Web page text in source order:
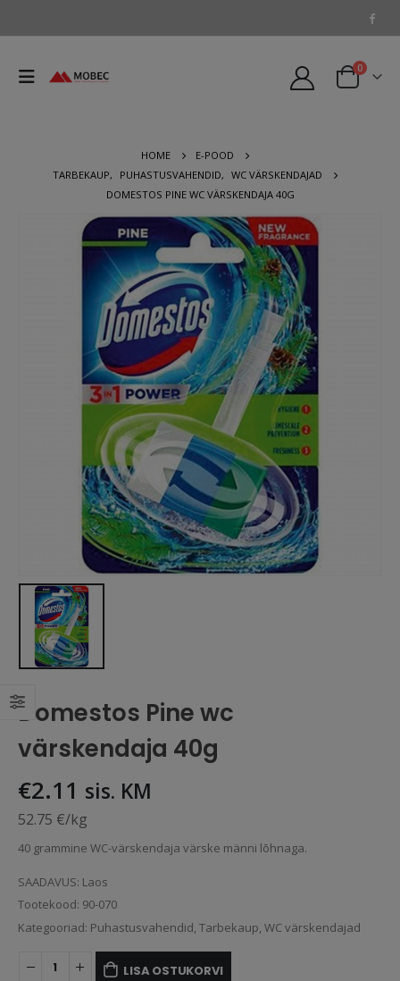
0
HOME
E-POOD
TARBEKAUP, PUHASTUSVAHENDID, WC VÄRSKENDAJAD
DOMESTOS PINE WC VÄRSKENDAJA 40G
Domestos Pine wc
värskendaja 40g
€2.11 sis. KM
52.75 €/kg
40 grammine WC-värskendaja värske männi lõhnaga.
SAADAVUS: Laos
Tootekood: 90-070
Kategooriad: Puhastusvahendid, Tarbekaup, WC värskendajad
LISA OSTUKORVI